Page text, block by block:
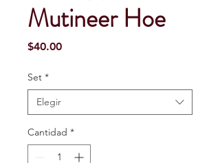
Mutineer Hoe
$40.00Precio
Set *
Elegir
Cantidad *